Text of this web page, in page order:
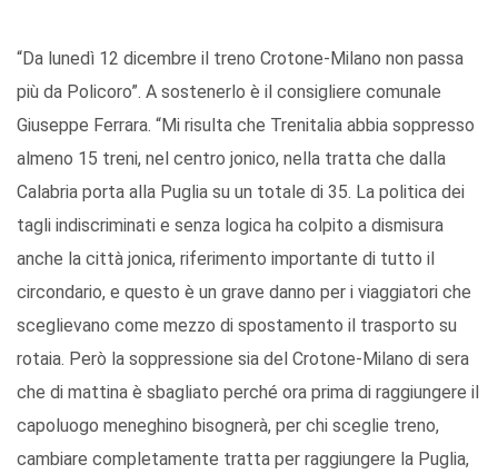
“Da lunedì 12 dicembre il treno Crotone-Milano non passa
più da Policoro”. A sostenerlo è il consigliere comunale
Giuseppe Ferrara. “Mi risulta che Trenitalia abbia soppresso
almeno 15 treni, nel centro jonico, nella tratta che dalla
Calabria porta alla Puglia su un totale di 35. La politica dei
tagli indiscriminati e senza logica ha colpito a dismisura
anche la città jonica, riferimento importante di tutto il
circondario, e questo è un grave danno per i viaggiatori che
sceglievano come mezzo di spostamento il trasporto su
rotaia. Però la soppressione sia del Crotone-Milano di sera
che di mattina è sbagliato perché ora prima di raggiungere il
capoluogo meneghino bisognerà, per chi sceglie treno,
cambiare completamente tratta per raggiungere la Puglia,